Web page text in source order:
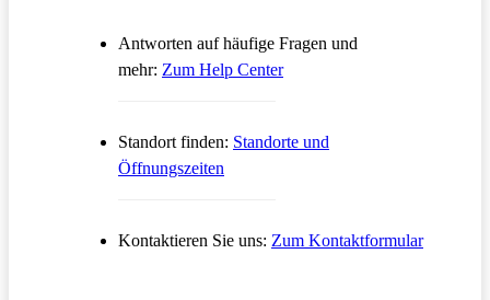
Antworten auf häufige Fragen und
mehr: Zum Help CenterÖffnet in einem neuen Tab
Standort finden: Standorte und
Öffnungszeiten
Kontaktieren Sie uns: Zum KontaktformularÖffnet in